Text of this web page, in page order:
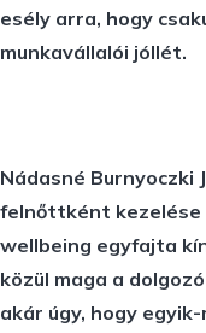
esély arra, hogy
munkavállalói jóllét.
Nádasné
felnőttként kezelése
wellbeing egyfajta
közül maga a
akár úgy, hogy